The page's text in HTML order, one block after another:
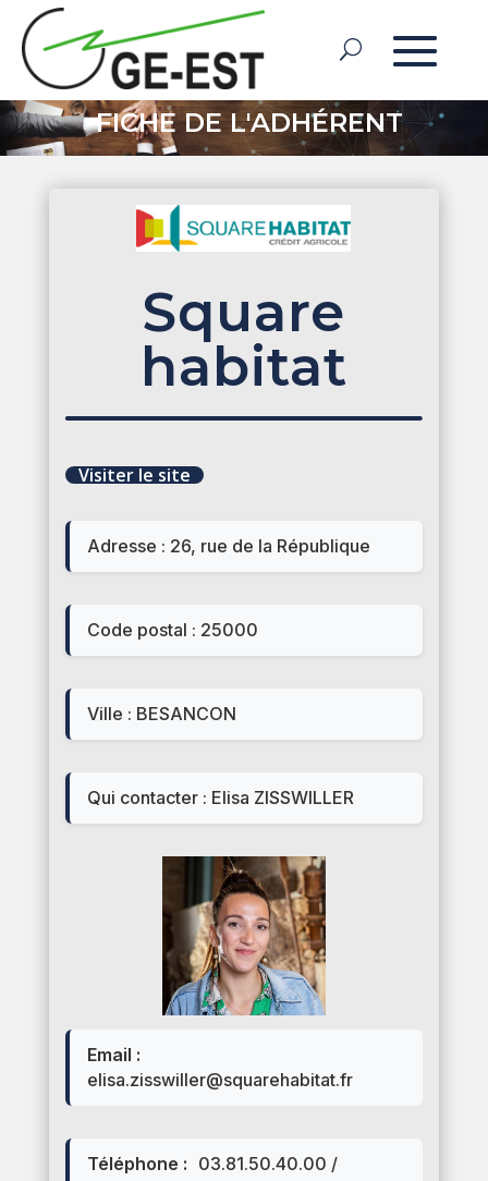
FICHE DE L'ADHÉRENT
Square
habitat
Visiter le site
Adresse : 26, rue de la République
Code postal : 25000
Ville : BESANCON
Qui contacter : Elisa ZISSWILLER
Email :
elisa.zisswiller@squarehabitat.fr
Téléphone : 03.81.50.40.00 /